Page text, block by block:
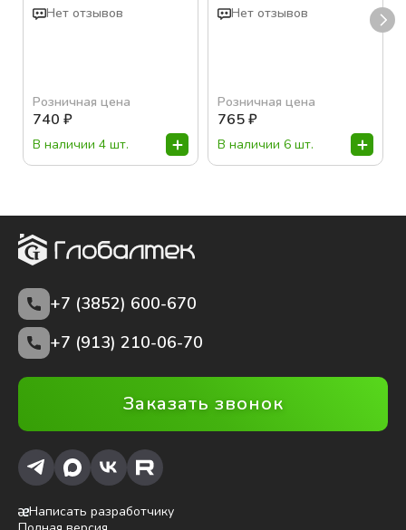
Нет отзывов
Розничная цена
740 ₽
В наличии 4 шт.
Нет отзывов
Розничная цена
765₽
В наличии 6 шт.
+7 (3852) 600-670
+7 (913) 210-06-70
Заказать звонок
Написать разработчику